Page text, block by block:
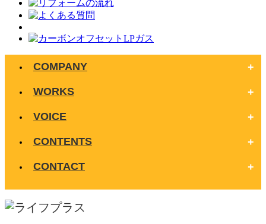
COMPANY
WORKS
VOICE
CONTENTS
CONTACT